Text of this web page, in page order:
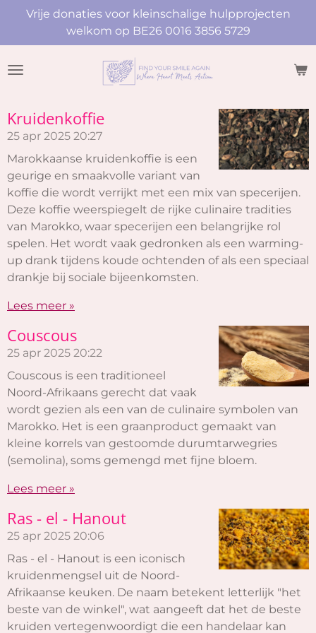
naar
de
Vrije donaties voor kleinschalige hulpprojecten
welkom op BE26 0016 3856 5729
Kruidenkoffie
25 apr 2025 20:27
Marokkaanse kruidenkoffie is een
geurige en smaakvolle variant van
koffie die wordt verrijkt met een mix van specerijen.
Deze koffie weerspiegelt de rijke culinaire tradities
van Marokko, waar specerijen een belangrijke rol
spelen. Het wordt vaak gedronken als een warming-
up drank tijdens koude ochtenden of als een speciaal
drankje bij sociale bijeenkomsten.
Lees meer »
Couscous
25 apr 2025 20:22
Couscous is een traditioneel
Noord-Afrikaans gerecht dat vaak
wordt gezien als een van de culinaire symbolen van
Marokko. Het is een graanproduct gemaakt van
kleine korrels van gestoomde durumtarwegries
(semolina), soms gemengd met fijne bloem.
Lees meer »
Ras - el - Hanout
25 apr 2025 20:06
Ras - el - Hanout is een iconisch
kruidenmengsel uit de Noord-
Afrikaanse keuken. De naam betekent letterlijk "het
beste van de winkel", wat aangeeft dat het de beste
kruiden vertegenwoordigt die een handelaar kan